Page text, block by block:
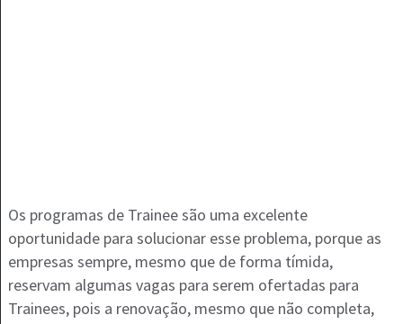
Os programas de Trainee são uma excelente
oportunidade para solucionar esse problema, porque as
empresas sempre, mesmo que de forma tímida,
reservam algumas vagas para serem ofertadas para
Trainees, pois a renovação, mesmo que não completa,